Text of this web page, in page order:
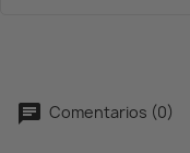
Comentarios (0)